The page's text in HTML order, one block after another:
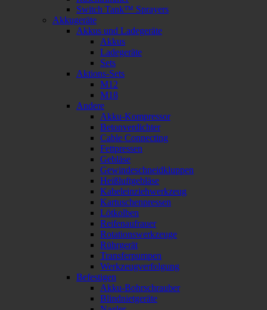
Switch Tank™ Sprayers
Akkugeräte
Akkus und Ladegeräte
Akkus
Ladegeräte
Sets
Aktions-Sets
M12
M18
Andere
Akku-Kompressor
Betonverdichter
Cable Connecting
Fettpressen
Gebläse
Gewindeschneidkluppen
Heißluftgebläse
Kabeleinziehwerkzeug
Kartuschenpressen
Lötkolben
Reifenaufrauer
Rotationswerkzeuge
Rührgerät
Transferpumpen
Werkzeugverfolgung
Befestigen
Akku-Bohrschrauber
Blindnietgeräte